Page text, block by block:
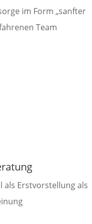
im Form „sanfter
Team
als Erstvorstellung als